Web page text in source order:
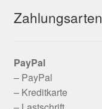
Zahlungsarten
PayPal
– PayPal
– Kreditkarte